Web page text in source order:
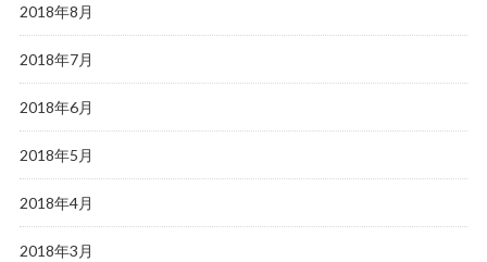
2018年8月
2018年7月
2018年6月
2018年5月
2018年4月
2018年3月